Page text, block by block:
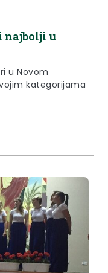
najbolji u
u Novom
kategorijama